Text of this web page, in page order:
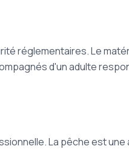
réglementaires. Le
d'un adulte
La pêche est